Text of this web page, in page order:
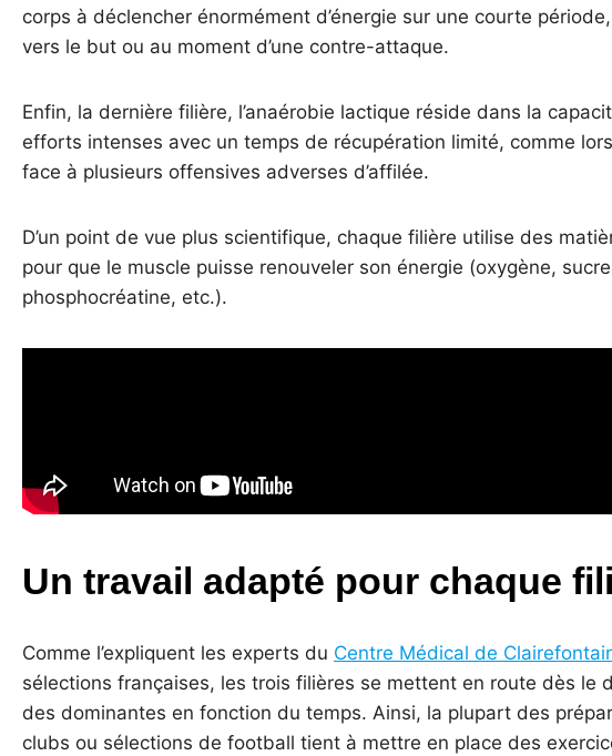
corps à déclencher énormément d’énergie sur une courte
vers le but ou au moment d’une contre-attaque.
Enfin, la dernière filière, l’anaérobie lactique réside dans la
efforts intenses avec un temps de récupération limité, comme
face à plusieurs offensives adverses d’affilée.
D’un point de vue plus scientifique, chaque filière utilise des
pour que le muscle puisse renouveler son énergie (oxygène,
phosphocréatine, etc.).
Un travail adapté pour chaque
Comme l’expliquent les experts du Centre Médical de
sélections françaises, les trois filières se mettent en route dès le
des dominantes en fonction du temps. Ainsi, la plupart des
clubs ou sélections de football tient à mettre en place des